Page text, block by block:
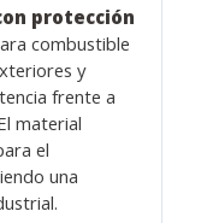
protección
combustible
y
frente a
material
el
una